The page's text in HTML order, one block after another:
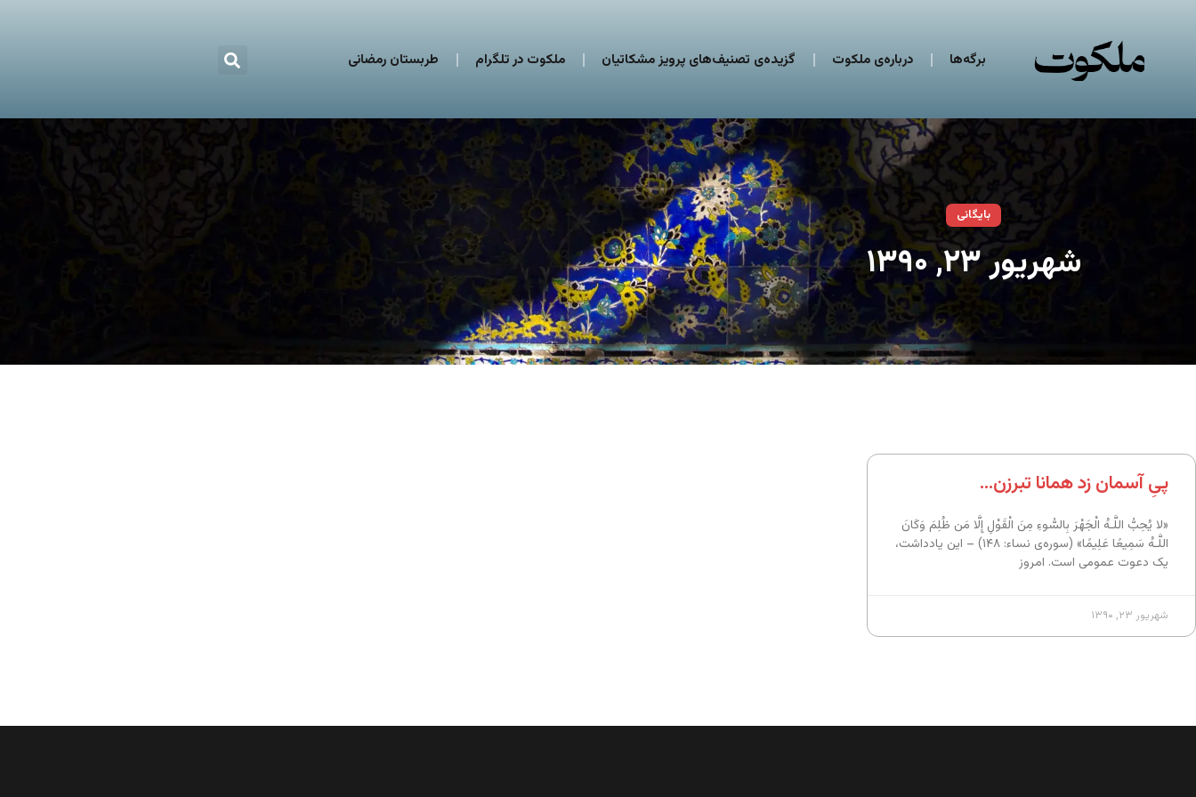
برگه‌ها درباره‌ی ملکوت گزیده‌ی تصنیف‌های پرویز مشکاتیان ملکوت در تلگرام طربستان رمضانی
بایگانی
شهریور ۲۳, ۱۳۹۰
پیِ آسمان زد همانا تبرزن…
«لا یُحِبُّ اللَّـهُ الْجَهْرَ بِالسُّوءِ مِنَ الْقَوْلِ إِلَّا مَن ظُلِمَ وَکَانَ
اللَّـهُ سَمِیعًا عَلِیمًا» (سوره‌ی نساء: ۱۴۸) – این یادداشت،
یک دعوت عمومی است. امروز
شهریور ۲۳, ۱۳۹۰